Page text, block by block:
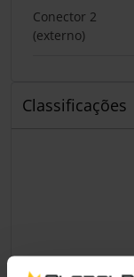
Conector 2
(externo)
Classificações